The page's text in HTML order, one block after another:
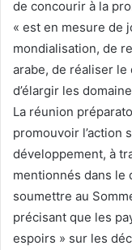
de concourir à la
« est en mesure de
mondialisation, de
arabe, de réaliser
d’élargir les
La réunion
promouvoir l’action
développement, à
mentionnés dans le
soumettre au
précisant que les
espoirs » sur les